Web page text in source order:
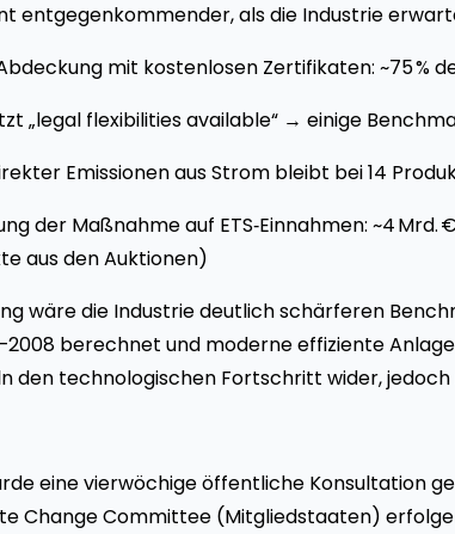
entgegenkommender, als die Industrie
mit kostenlosen Zertifikaten: ~75 %
„legal flexibilities available“ → einige
Emissionen aus Strom bleibt bei 14
der Maßnahme auf ETS‑Einnahmen: ~4
aus den Auktionen)
wäre die Industrie deutlich schärferen
berechnet und moderne effiziente
den technologischen Fortschritt wider,
eine vierwöchige öffentliche Konsultation
Change Committee (Mitgliedstaaten)